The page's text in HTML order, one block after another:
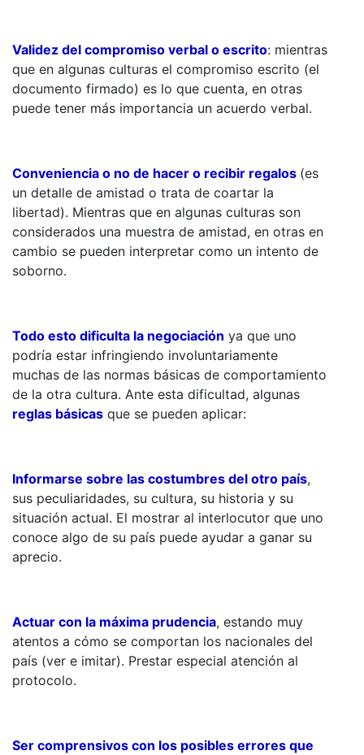
Validez del compromiso verbal o escrito: mientras
que en algunas culturas el compromiso escrito (el
documento firmado) es lo que cuenta, en otras
puede tener más importancia un acuerdo verbal.
Conveniencia o no de hacer o recibir regalos (es
un detalle de amistad o trata de coartar la
libertad). Mientras que en algunas culturas son
considerados una muestra de amistad, en otras en
cambio se pueden interpretar como un intento de
soborno.
Todo esto dificulta la negociación ya que uno
podría estar infringiendo involuntariamente
muchas de las normas básicas de comportamiento
de la otra cultura. Ante esta dificultad, algunas
reglas básicas que se pueden aplicar:
Informarse sobre las costumbres del otro país,
sus peculiaridades, su cultura, su historia y su
situación actual. El mostrar al interlocutor que uno
conoce algo de su país puede ayudar a ganar su
aprecio.
Actuar con la máxima prudencia, estando muy
atentos a cómo se comportan los nacionales del
país (ver e imitar). Prestar especial atención al
protocolo.
Ser comprensivos con los posibles errores que